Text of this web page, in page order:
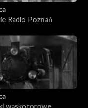
Radio Poznań
wąskotorowe